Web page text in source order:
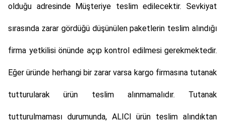
olduğu adresinde Müşteriye teslim edilecektir. Sevkiyat
sırasında zarar gördüğü düşünülen paketlerin teslim alındığı
firma yetkilisi önünde açıp kontrol edilmesi gerekmektedir.
Eğer üründe herhangi bir zarar varsa kargo firmasına tutanak
tutturularak ürün teslim alınmamalıdır. Tutanak
tutturulmaması durumunda, ALICI ürün teslim alındıktan